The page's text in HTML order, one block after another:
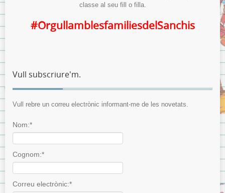
classe al seu fill o filla.
#OrgullamblesfamiliesdelSanchis
Vull subscriure'm.
Vull rebre un correu electrònic informant-me de les novetats.
Nom:*
Cognom:*
Correu electrònic:*